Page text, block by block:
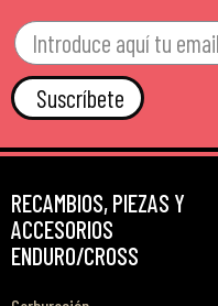
Suscríbete
RECAMBIOS, PIEZAS Y
ACCESORIOS
ENDURO/CROSS